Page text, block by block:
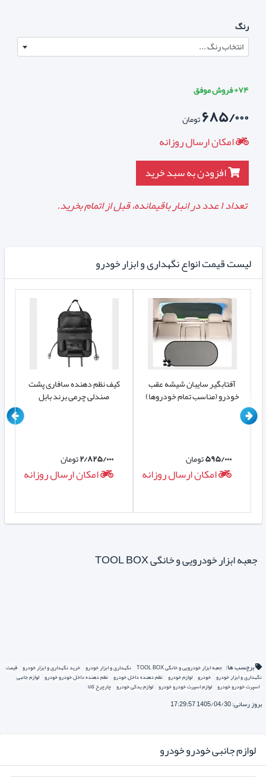
رنگ
انتخاب رنگ ...
۷۴+ فروش موفق
۶۸۵/۰۰۰تومان
امکان ارسال روزانه
افزودن به سبد خرید
تعداد۱عدد در انبار باقیمانده، قبل از اتمام بخرید.
لیست قیمت انواع نگهداری و ابزار خودرو
کیف نظم دهنده سافاری پشت
صندلی چرمی برند بابل
۲/۸۲۵/۰۰۰تومان
امکان ارسال روزانه
آفتابگیر سایبان شیشه عقب
خودرو (مناسب تمام خودروها)
۵۹۵/۰۰۰تومان
امکان ارسال روزانه
جعبه ابزار خودرویی و خانگی TOOL BOX
برچسب ها: جعبه ابزار خودرویی و خانگی TOOL BOX نگهداری و ابزار خودرو خرید نگهداری و ابزار خودرو قیمت
نگهداری و ابزار خودرو خودرو لوازم خودرو نظم دهنده داخل خودرو نظم دهنده داخل خودرو خودرو لوازم جانبی
اسپرت خودرو خودرو لوازم اسپرت خودرو خودرو لوازم یدکی خودرو چارچرخ کالا
بروز رسانی: 1405/04/30 17:29:57
لوازم جانبی خودرو خودرو